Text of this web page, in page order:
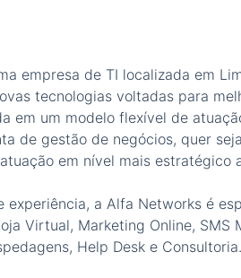
empresa de TI localizada em
tecnologias voltadas para
em um modelo flexível de
de gestão de negócios, quer
em nível mais estratégico
experiência, a Alfa Networks é
Virtual, Marketing Online, SMS
Help Desk e Consultoria.